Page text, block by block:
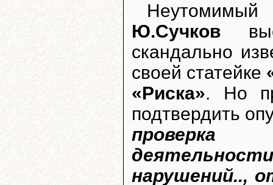
Ю.Сучков
скандально
своей статейке
«Риска». Но
подтвердить
проверка
нарушений..,